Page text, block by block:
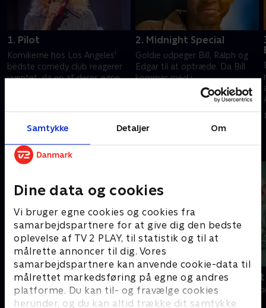
Samtykke Detaljer Om
Dine data og cookies
Vi bruger egne cookies og cookies fra
samarbejdspartnere for at give dig den bedste
oplevelse af TV 2 PLAY, til statistik og til at
målrette annoncer til dig. Vores
samarbejdspartnere kan anvende cookie-data til
målrettet markedsføring på egne og andres
platforme. Du kan til- og fravælge cookies
herunder, og du kan altid trække dit samtykke
1. Pilot
Komikerne hos Los Angeles'
bedste comedy club reagerer
uventet, da en af deres egne
Carson.'
2. Midnight Special
Goldie udpeger Bill, Ralph og
Edgar til at optræde. Da Bill
kommer med i
'Midnatsudgave', kommer hans
far og søster til showet.
Andre så også
Happy fucking Pride
Drama • 1 sæsoner
Fake Patient
Drama • 1